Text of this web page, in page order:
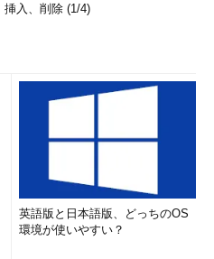
挿入、削除 (1/4)
英語版と日本語版、どっちのOS
環境が使いやすい？